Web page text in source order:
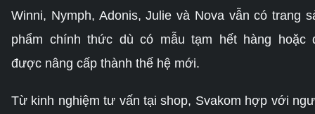
Winni, Nymph, Adonis, Julie và Nova vẫn có trang
phẩm chính thức dù có mẫu tạm hết hàng hoặc
được nâng cấp thành thế hệ mới.
Từ kinh nghiệm tư vấn tại shop, Svakom hợp với